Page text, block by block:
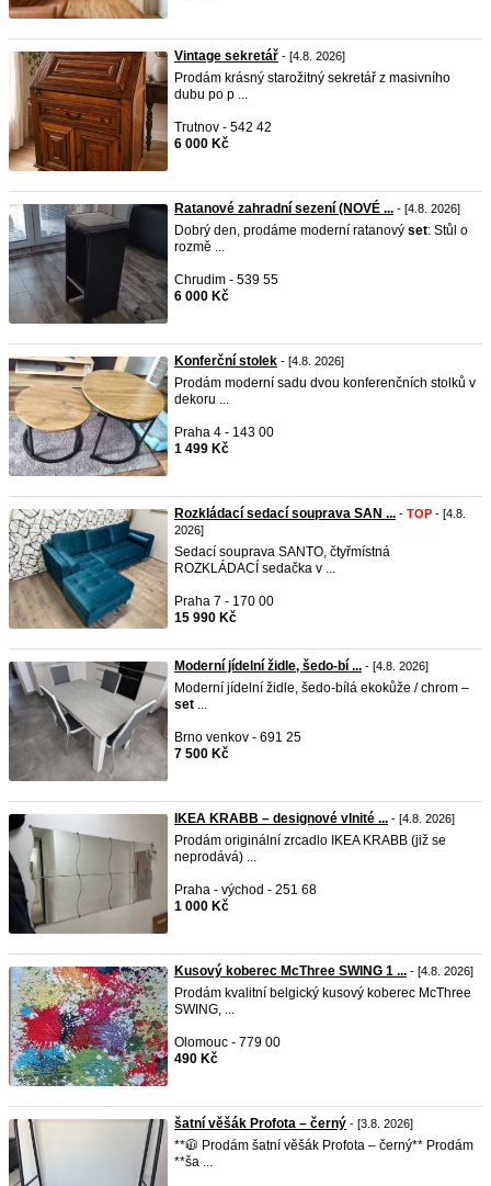
Vintage sekretář - [4.8. 2026]
Prodám krásný starožitný sekretář z masivního
dubu po p ...
Trutnov - 542 42
6 000 Kč
Ratanové zahradní sezení (NOVÉ ... - [4.8. 2026]
Dobrý den, prodáme moderní ratanový set: Stůl o
rozmě ...
Chrudim - 539 55
6 000 Kč
Konferční stolek - [4.8. 2026]
Prodám moderní sadu dvou konferenčních stolků v
dekoru ...
Praha 4 - 143 00
1 499 Kč
Rozkládací sedací souprava SAN ... - TOP - [4.8.
2026]
Sedací souprava SANTO, čtyřmístná
ROZKLÁDACÍ sedačka v ...
Praha 7 - 170 00
15 990 Kč
Moderní jídelní židle, šedo-bí ... - [4.8. 2026]
Moderní jídelní židle, šedo-bílá ekokůže / chrom –
set ...
Brno venkov - 691 25
7 500 Kč
IKEA KRABB – designové vlnité ... - [4.8. 2026]
Prodám originální zrcadlo IKEA KRABB (již se
neprodává) ...
Praha - východ - 251 68
1 000 Kč
Kusový koberec McThree SWING 1 ... - [4.8. 2026]
Prodám kvalitní belgický kusový koberec McThree
SWING, ...
Olomouc - 779 00
490 Kč
šatní věšák Profota – černý - [3.8. 2026]
**🧥 Prodám šatní věšák Profota – černý** Prodám
**ša ...